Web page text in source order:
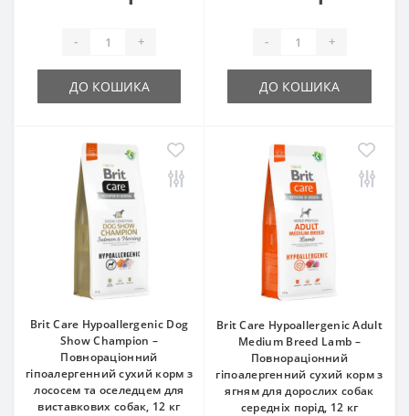
- +
ДО КОШИКА
- +
ДО КОШИКА
Brit Care Hypoallergenic Dog
Show Champion –
Повнораціонний
гіпоалергенний сухий корм з
лососем та оселедцем для
виставкових собак, 12 кг
Brit Care Hypoallergenic Adult
Medium Breed Lamb –
Повнораціонний
гіпоалергенний сухий корм з
ягням для дорослих собак
середніх порід, 12 кг